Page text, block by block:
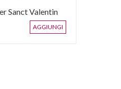
AGGIUNGI
Sanct Valentin